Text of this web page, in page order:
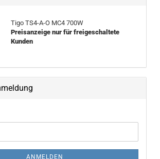
Tigo TS4-​A-O MC4 700W
Preisanzeige nur für freigeschaltete
Kunden
ANMELDEN